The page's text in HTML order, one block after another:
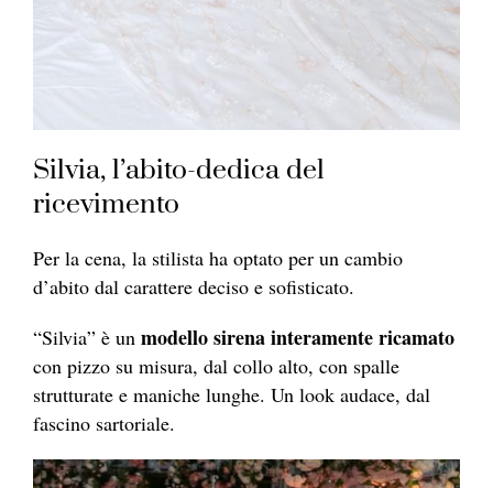
Silvia, l’abito-dedica del
ricevimento
Per la cena, la stilista ha optato per un cambio
d’abito dal carattere deciso e sofisticato.
“Silvia” è un modello sirena interamente ricamato
con pizzo su misura, dal collo alto, con spalle
strutturate e maniche lunghe. Un look audace, dal
fascino sartoriale.